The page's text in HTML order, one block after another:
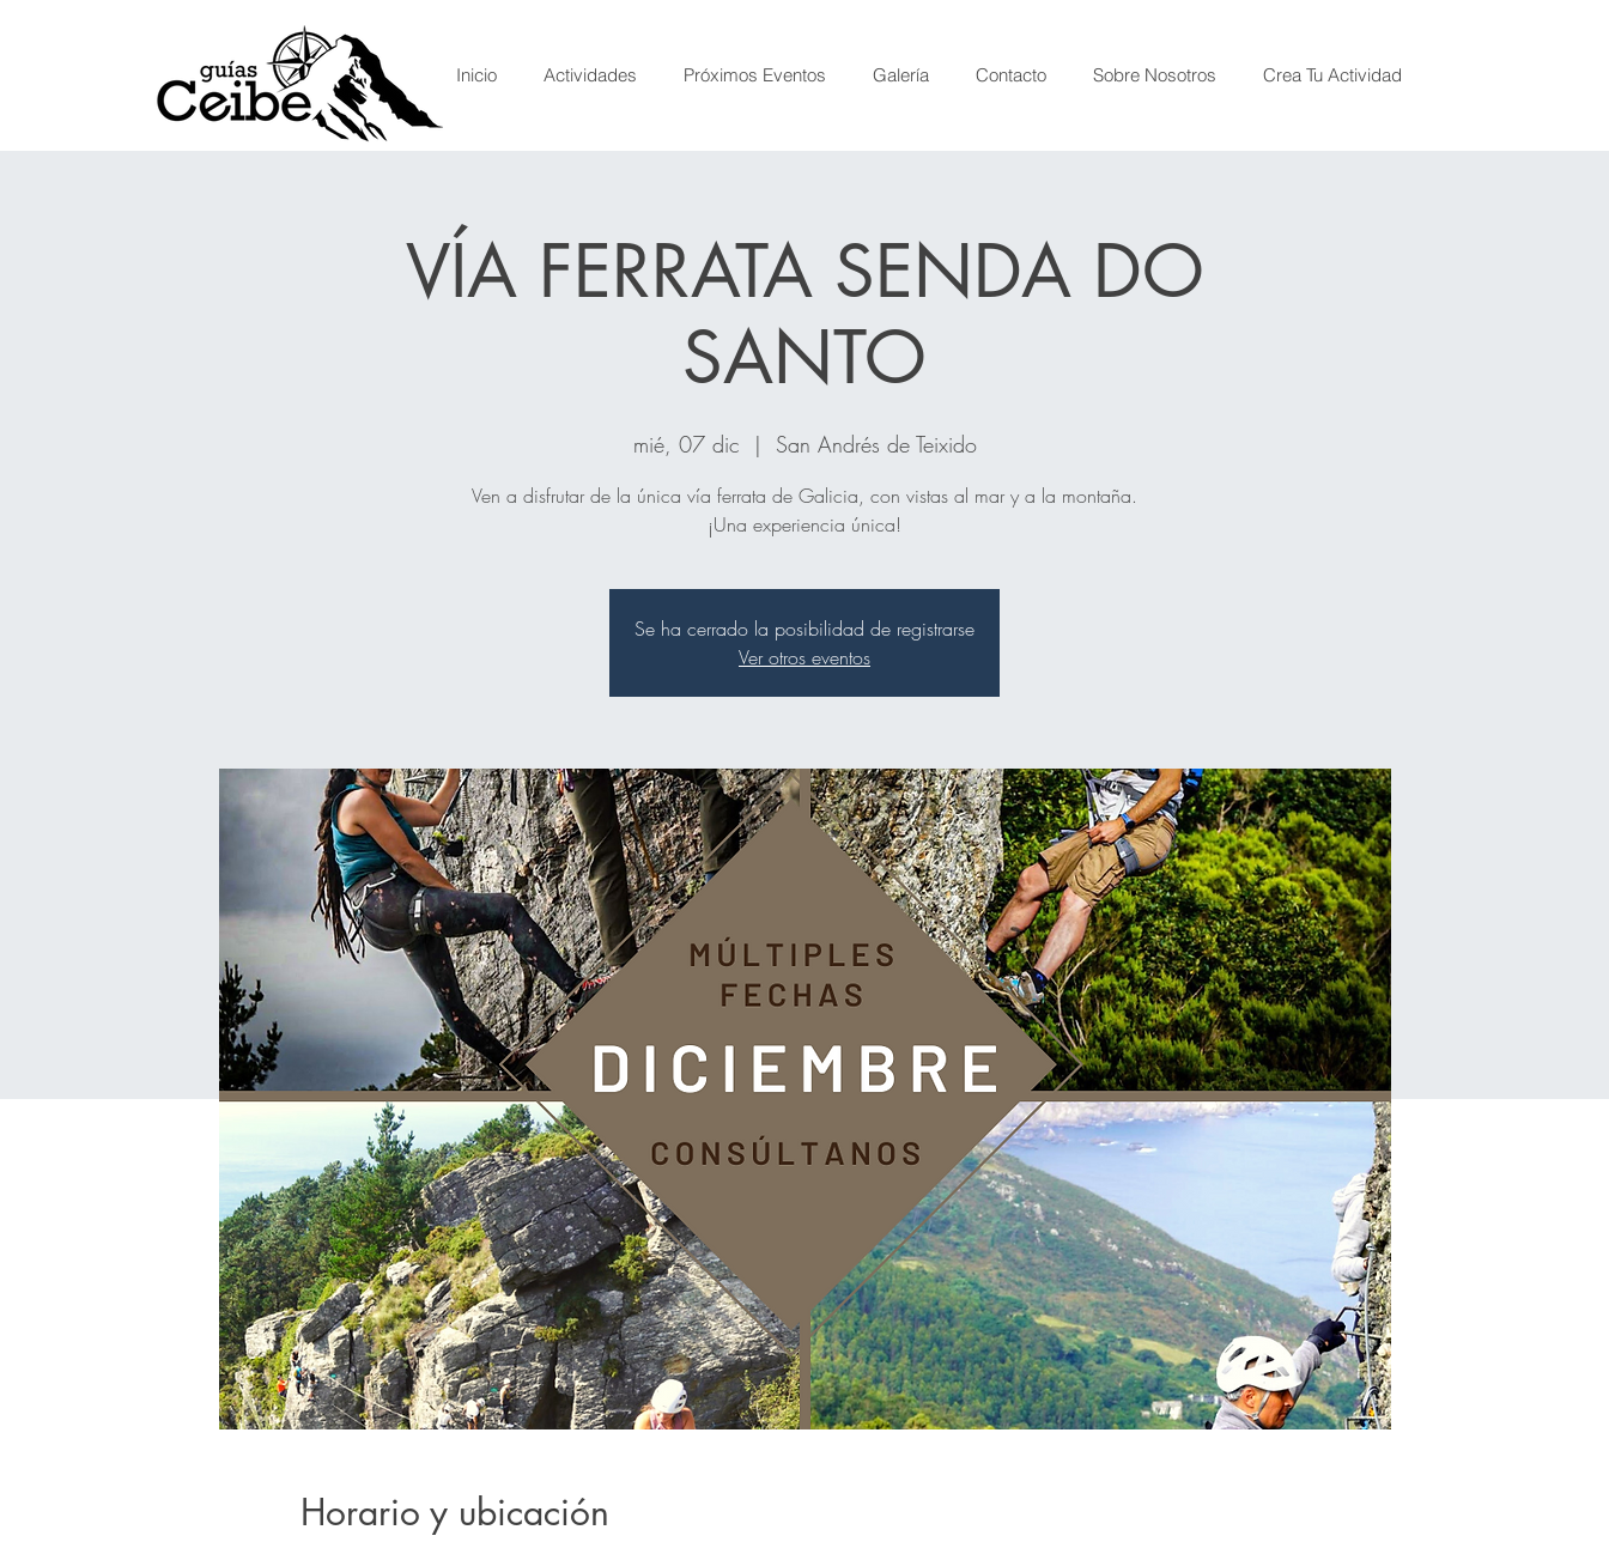
Inicio Actividades Próximos Eventos Galería Contacto Sobre Nosotros Crea Tu Actividad
VÍA FERRATA SENDA DO
SANTO
mié, 07 dic
  |
San Andrés de Teixido
Ven a disfrutar de la única vía ferrata de Galicia, con vistas al mar y a la montaña.
¡Una experiencia única!
Se ha cerrado la posibilidad de registrarse
Ver otros eventos
Horario y ubicación